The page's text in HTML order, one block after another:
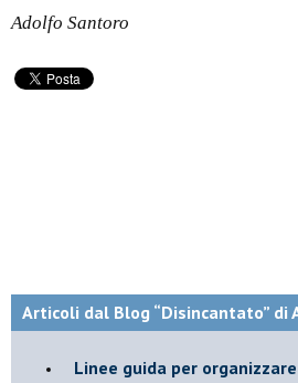
Adolfo Santoro
Articoli dal Blog “Disincantato” di
​Linee guida per